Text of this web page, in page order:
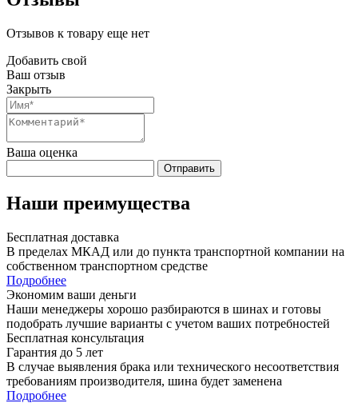
Отзывов к товару еще нет
Добавить свой
Ваш отзыв
Закрыть
Ваша оценка
Отправить
Наши преимущества
Бесплатная доставка
В пределах МКАД или до пункта транспортной компании на
собственном транспортном средстве
Подробнее
Экономим ваши деньги
Наши менеджеры хорошо разбираются в шинах и готовы
подобрать лучшие варианты с учетом ваших потребностей
Бесплатная консультация
Гарантия до 5 лет
В случае выявления брака или технического несоответствия
требованиям производителя, шина будет заменена
Подробнее